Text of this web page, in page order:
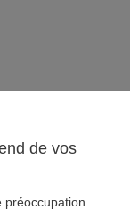
de vos
préoccupation